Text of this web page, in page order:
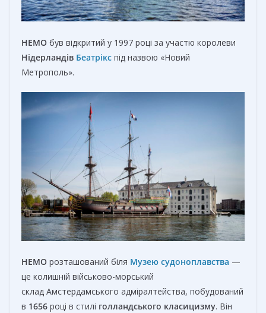
НЕМО був відкритий у 1997 році за участю королеви
Нідерландів Беатрікс під назвою «Новий
Метрополь».
НЕМО розташований біля Музею судоноплавства —
це колишній військово-морський
склад Амстердамського адміралтейства, побудований
в 1656 році в стилі голландського класицизму. Він